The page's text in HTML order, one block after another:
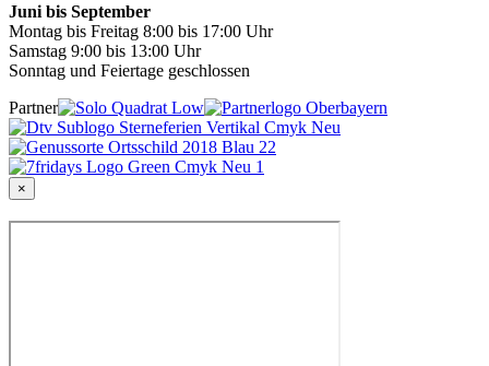
Juni bis September
Montag bis Freitag 8:00 bis 17:00 Uhr
Samstag 9:00 bis 13:00 Uhr
Sonntag und Feiertage geschlossen
Partner
×